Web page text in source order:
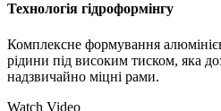
Технологія гідроформінгу
Комплексне формування
рідини під високим тиском, яка
надзвичайно міцні рами.
Watch Video